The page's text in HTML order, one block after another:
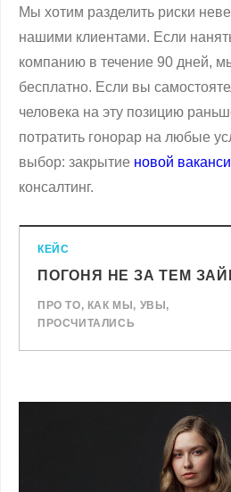
Мы хотим разделить риски
нашими клиентами. Если
компанию в течение 90 дней,
бесплатно. Если вы
человека на эту позицию
потратить гонорар на любые
выбор: закрытие новой
консалтинг.
КЕЙС
ПОГОНЯ НЕ ЗА ТЕМ
ПРО ТО, КАК МЫ, УВЫ,
ПРОСЧИТАЛИСЬ